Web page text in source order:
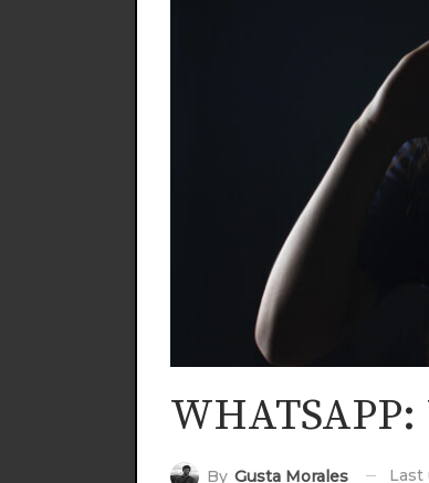
WHATSAPP:
By Gusta Morales Last